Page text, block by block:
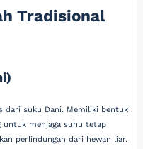
Tradisional
dari suku Dani. Memiliki bentuk
untuk menjaga suhu tetap
perlindungan dari hewan liar.